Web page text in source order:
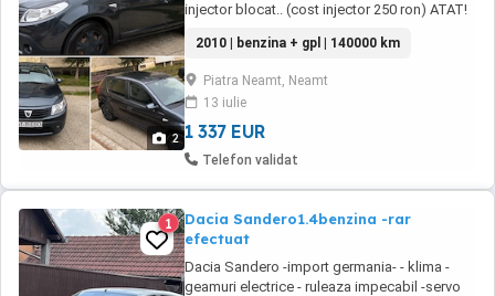
2
injector blocat.. (cost injector 250 ron) ATAT!
Inchidere centralizata
2010 | benzina + gpl | 140000 km
Piatra Neamt, Neamt
13 iulie
1 337 EUR
Telefon validat
1
Dacia Sandero1.4benzina -rar
efectuat
Dacia Sandero -import germania- - klima -
geamuri electrice - ruleaza impecabil -servo